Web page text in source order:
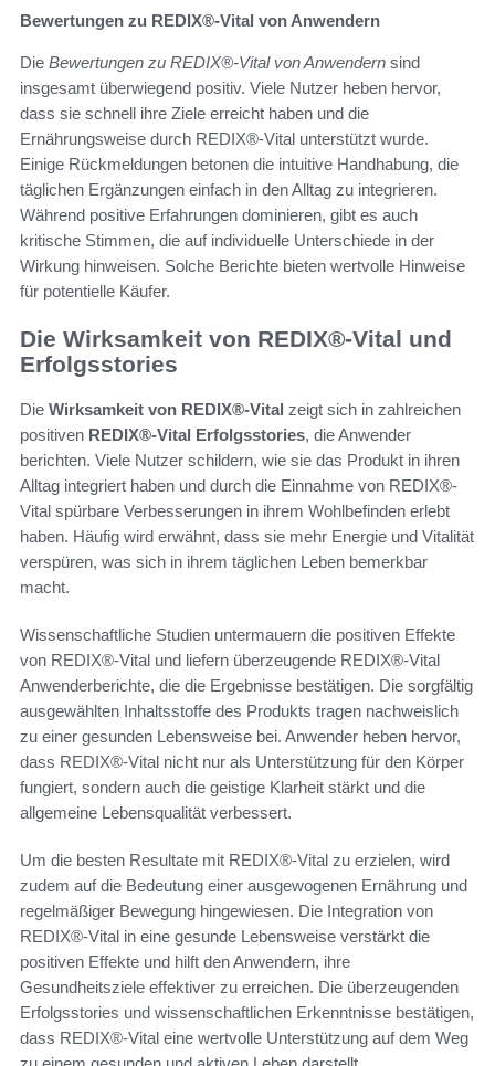
Bewertungen zu REDIX®-Vital von Anwendern
Die Bewertungen zu REDIX®-Vital von Anwendern sind
insgesamt überwiegend positiv. Viele Nutzer heben hervor,
dass sie schnell ihre Ziele erreicht haben und die
Ernährungsweise durch REDIX®-Vital unterstützt wurde.
Einige Rückmeldungen betonen die intuitive Handhabung, die
täglichen Ergänzungen einfach in den Alltag zu integrieren.
Während positive Erfahrungen dominieren, gibt es auch
kritische Stimmen, die auf individuelle Unterschiede in der
Wirkung hinweisen. Solche Berichte bieten wertvolle Hinweise
für potentielle Käufer.
Die Wirksamkeit von REDIX®-Vital und
Erfolgsstories
Die Wirksamkeit von REDIX®-Vital zeigt sich in zahlreichen
positiven REDIX®-Vital Erfolgsstories, die Anwender
berichten. Viele Nutzer schildern, wie sie das Produkt in ihren
Alltag integriert haben und durch die Einnahme von REDIX®-
Vital spürbare Verbesserungen in ihrem Wohlbefinden erlebt
haben. Häufig wird erwähnt, dass sie mehr Energie und Vitalität
verspüren, was sich in ihrem täglichen Leben bemerkbar
macht.
Wissenschaftliche Studien untermauern die positiven Effekte
von REDIX®-Vital und liefern überzeugende REDIX®-Vital
Anwenderberichte, die die Ergebnisse bestätigen. Die sorgfältig
ausgewählten Inhaltsstoffe des Produkts tragen nachweislich
zu einer gesunden Lebensweise bei. Anwender heben hervor,
dass REDIX®-Vital nicht nur als Unterstützung für den Körper
fungiert, sondern auch die geistige Klarheit stärkt und die
allgemeine Lebensqualität verbessert.
Um die besten Resultate mit REDIX®-Vital zu erzielen, wird
zudem auf die Bedeutung einer ausgewogenen Ernährung und
regelmäßiger Bewegung hingewiesen. Die Integration von
REDIX®-Vital in eine gesunde Lebensweise verstärkt die
positiven Effekte und hilft den Anwendern, ihre
Gesundheitsziele effektiver zu erreichen. Die überzeugenden
Erfolgsstories und wissenschaftlichen Erkenntnisse bestätigen,
dass REDIX®-Vital eine wertvolle Unterstützung auf dem Weg